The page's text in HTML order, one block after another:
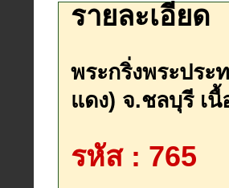
รายละเอียด
พระกริ่งพระปร
แดง) จ.ชลบุรี เนื้
รหัส : 765